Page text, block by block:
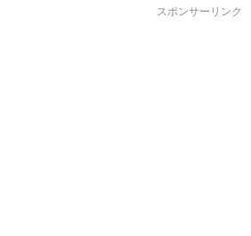
スポンサーリンク